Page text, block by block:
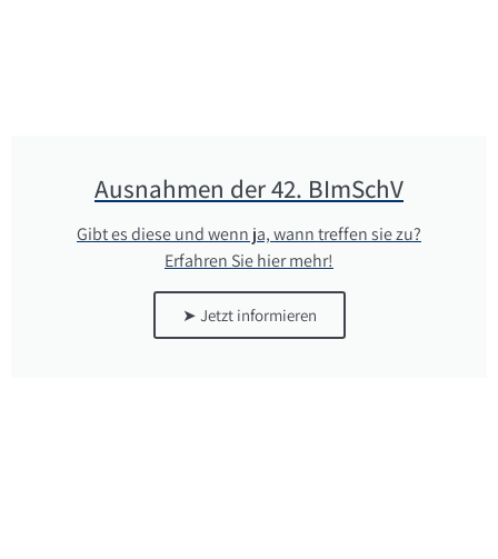
Ausnahmen der 42. BImSchV
Gibt es diese und wenn ja, wann treffen sie zu?
Erfahren Sie hier mehr!
➤ Jetzt informieren